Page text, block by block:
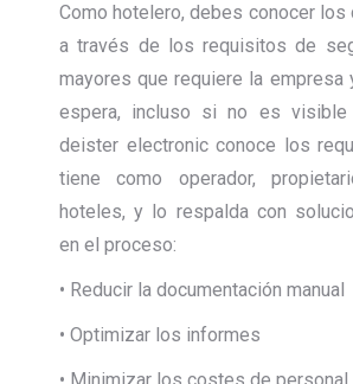
Como hotelero, debes conocer
a través de los requisitos de
mayores que requiere la empresa
espera, incluso si no es visible
deister electronic conoce los
tiene como operador,
hoteles, y lo respalda con
en el proceso:
• Reducir la documentación manual
• Optimizar los informes